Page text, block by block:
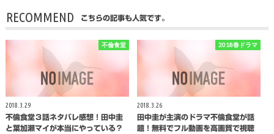
RECOMMEND こちらの記事も人気です。
不倫食堂
2018.3.29
不倫食堂３話ネタバレ感想！田中圭
と葉加瀬マイが本当にやっている？
2018春ドラマ
2018.3.26
田中圭が主演のドラマ不倫食堂が話
題！無料でフル動画を高画質で視聴